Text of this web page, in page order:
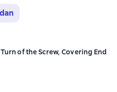
of the Screw, Covering End
4,5 на основе 4 оценок